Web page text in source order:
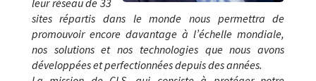
leur réseau de 33
sites répartis dans le monde nous permettra de
promouvoir encore davantage à l’échelle mondiale,
nos solutions et nos technologies que nous avons
développées et perfectionnées depuis des années.